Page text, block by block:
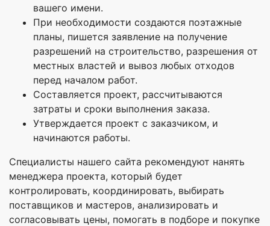
вашего имени.
При необходимости создаются поэтажные
планы, пишется заявление на получение
разрешений на строительство, разрешения от
местных властей и вывоз любых отходов
перед началом работ.
Составляется проект, рассчитываются
затраты и сроки выполнения заказа.
Утверждается проект с заказчиком, и
начинаются работы.
Специалисты нашего сайта рекомендуют нанять
менеджера проекта, который будет
контролировать, координировать, выбирать
поставщиков и мастеров, анализировать и
согласовывать цены, помогать в подборе и покупке